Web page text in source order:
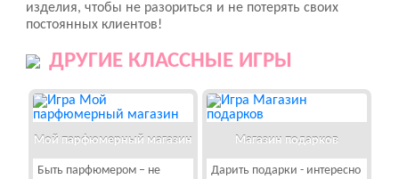
изделия, чтобы не разориться и не потерять своих
постоянных клиентов!
ДРУГИЕ КЛАССНЫЕ ИГРЫ
Мой парфюмерный магазин
Быть парфюмером – не
Магазин подарков
Дарить подарки - интересно